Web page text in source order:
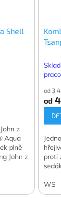
Shell
z
Aqua
plně
John z
od 3
od
proti
WS